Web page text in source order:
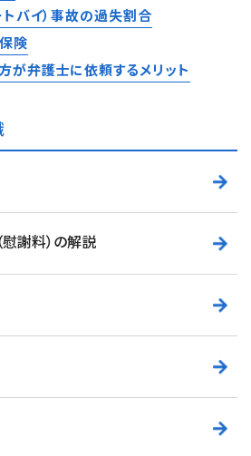
バイ）事故の過失割合
険
が弁護士に依頼するメリット
謝料）の解説